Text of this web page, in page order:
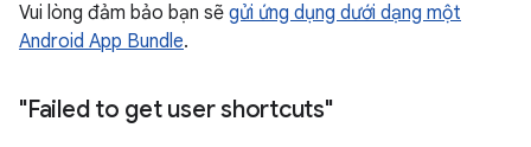
Vui lòng đảm bảo bạn sẽ gửi ứng dụng dưới dạng một
Android App Bundle.
"Failed to get user shortcuts"